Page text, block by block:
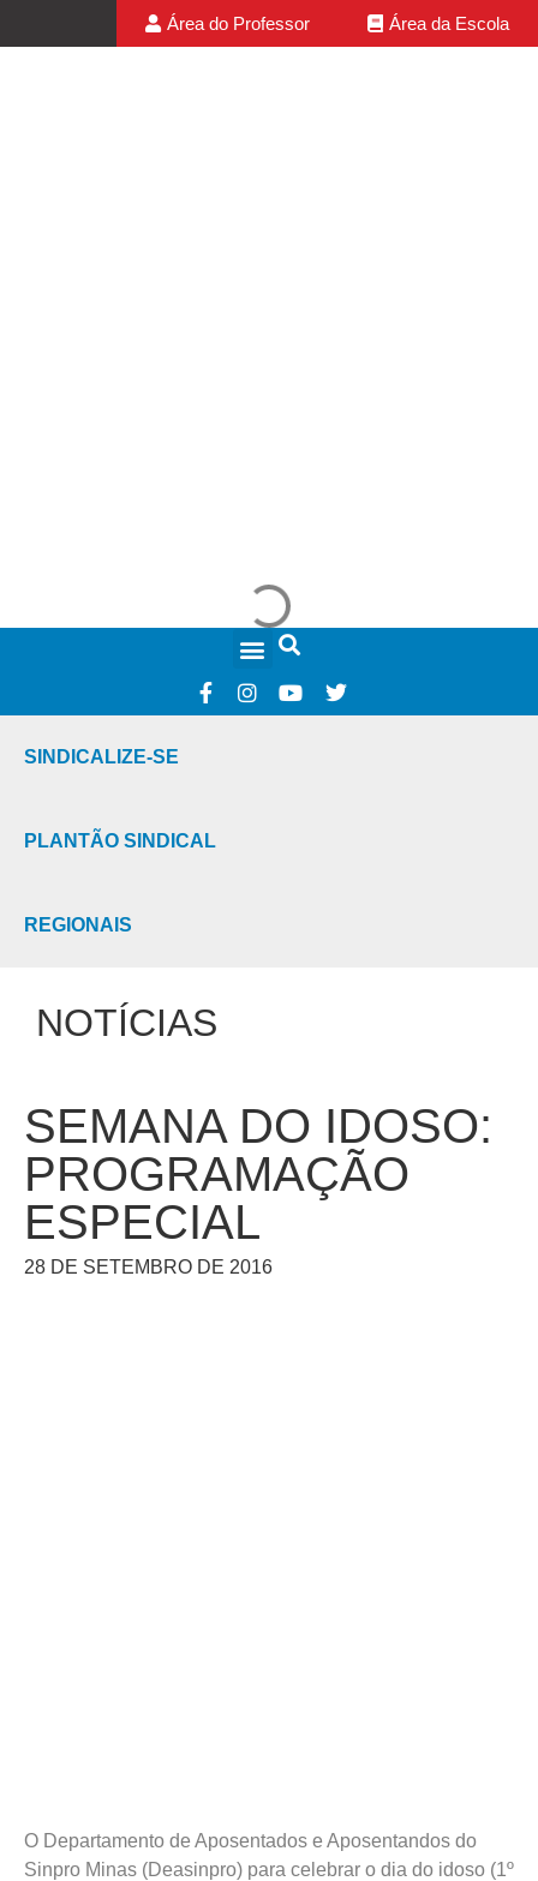
Área do Professor Área da Escola
SINDICALIZE-SE
PLANTÃO SINDICAL
REGIONAIS
NOTÍCIAS
SEMANA DO IDOSO:
PROGRAMAÇÃO
ESPECIAL
28 DE SETEMBRO DE 2016
O Departamento de Aposentados e Aposentandos do
Sinpro Minas (Deasinpro) para celebrar o dia do idoso (1º